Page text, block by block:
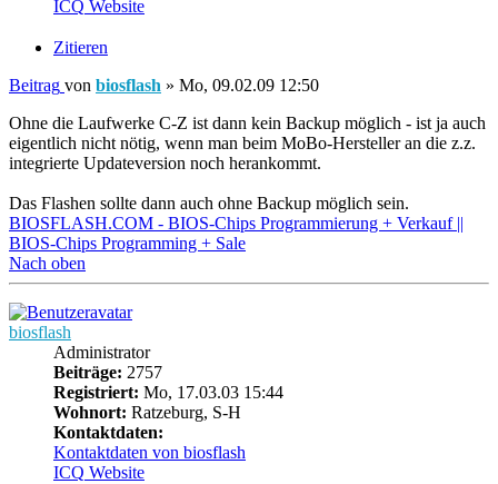
ICQ Website
Zitieren
Beitrag von biosflash » Mo, 09.02.09 12:50
Ohne die Laufwerke C-Z ist dann kein Backup möglich - ist ja auch
eigentlich nicht nötig, wenn man beim MoBo-Hersteller an die z.z.
integrierte Updateversion noch herankommt.
Das Flashen sollte dann auch ohne Backup möglich sein.
BIOSFLASH.COM - BIOS-Chips Programmierung + Verkauf ||
BIOS-Chips Programming + Sale
Nach oben
biosflash
Administrator
Beiträge: 2757
Registriert: Mo, 17.03.03 15:44
Wohnort: Ratzeburg, S-H
Kontaktdaten:
Kontaktdaten von biosflash
ICQ Website